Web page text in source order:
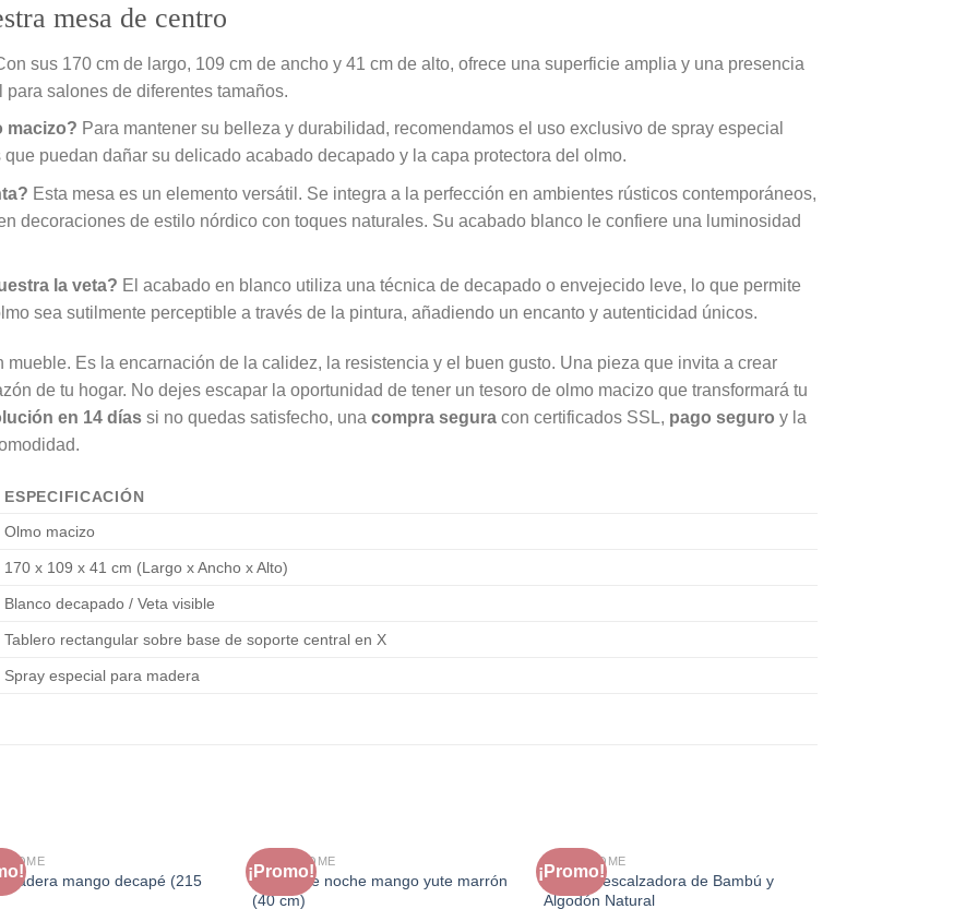
mesa de centro
sus 170 cm de largo, 109 cm de ancho y 41 cm de alto, ofrece una superficie amplia y una presencia
salones de diferentes tamaños.
macizo? Para mantener su belleza y durabilidad, recomendamos el uso exclusivo de spray especial
puedan dañar su delicado acabado decapado y la capa protectora del olmo.
Esta mesa es un elemento versátil. Se integra a la perfección en ambientes rústicos contemporáneos,
decoraciones de estilo nórdico con toques naturales. Su acabado blanco le confiere una luminosidad
la veta? El acabado en blanco utiliza una técnica de decapado o envejecido leve, lo que permite
sea sutilmente perceptible a través de la pintura, añadiendo un encanto y autenticidad únicos.
mueble. Es la encarnación de la calidez, la resistencia y el buen gusto. Una pieza que invita a crear
de tu hogar. No dejes escapar la oportunidad de tener un tesoro de olmo macizo que transformará tu
en 14 días si no quedas satisfecho, una compra segura con certificados SSL, pago seguro y la
ESPECIFICACIÓN
Olmo macizo
170 x 109 x 41 cm (Largo x Ancho x Alto)
Blanco decapado / Veta visible
Tablero rectangular sobre base de soporte central en X
Spray especial para madera
HOME
madera mango decapé (215
¡Promo!
FAURA HOME
Mesita de noche mango yute marrón
(40 cm)
¡Promo!
FAURA HOME
Banco Descalzadora de Bambú y
Algodón Natural